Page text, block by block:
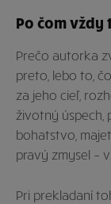
Po čom vždy
Prečo autorka
preto, lebo to,
za jeho cieľ,
životný úspech,
bohatstvo,
pravý zmysel –
Pri prekladaní